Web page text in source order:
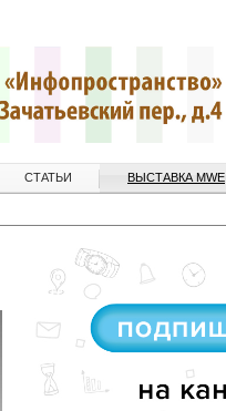
СТАТЬИ ВЫСТАВКА MWE